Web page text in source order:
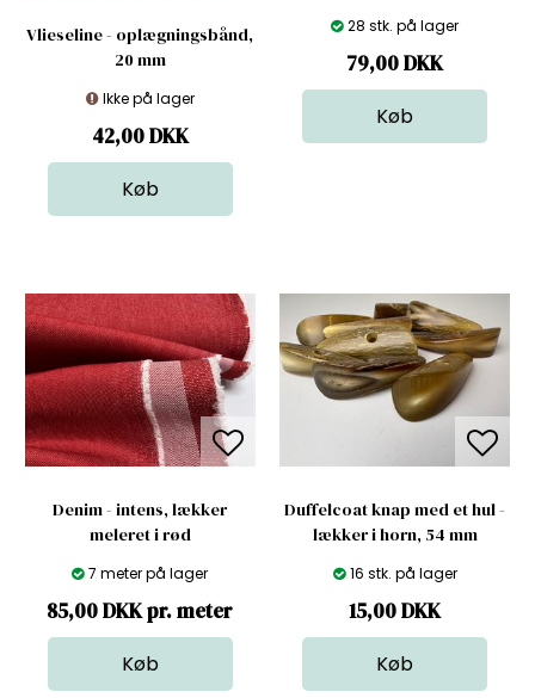
Vlieseline - oplægningsbånd,
20 mm
Ikke på lager
42,00DKK
28 stk. på lager
79,00DKK
Denim - intens, lækker
meleret i rød
7 meter på lager
85,00 DKK pr. meter
Duffelcoat knap med et hul -
lækker i horn, 54 mm
16 stk. på lager
15,00DKK